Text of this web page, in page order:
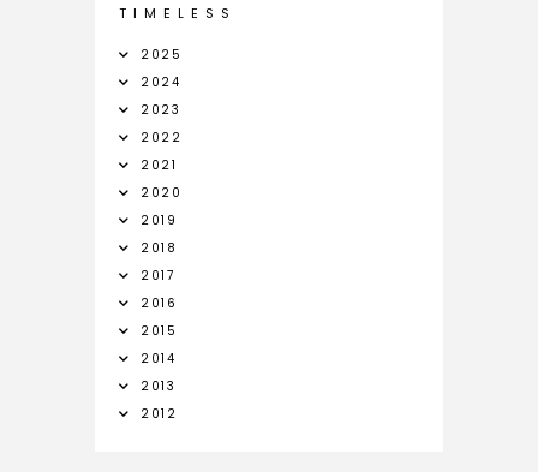
T I M E L E S S
2025
2024
2023
2022
2021
2020
2019
2018
2017
2016
2015
2014
2013
2012